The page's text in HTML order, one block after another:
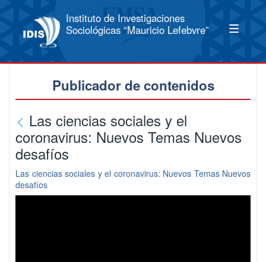
Instituto de Investigaciones
Sociológicas “Mauricio Lefebvre”
Publicador de contenidos
Las ciencias sociales y el
coronavirus: Nuevos Temas Nuevos
desafíos
Las ciencias sociales y el coronavirus: Nuevos Temas Nuevos
desafíos